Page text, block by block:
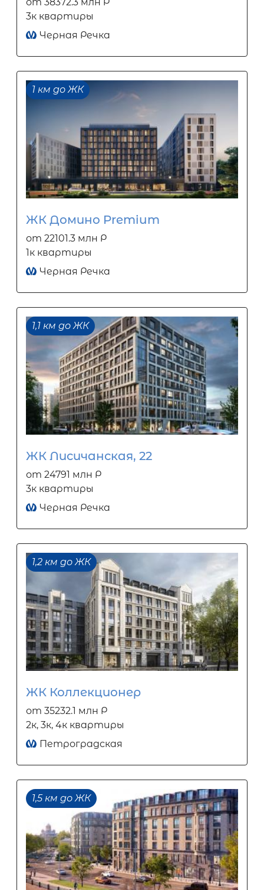
3к квартиры
Черная Речка
1 км до ЖК
ЖК Домино Premium
от 22101.3 млн Р
1к квартиры
Черная Речка
1,1 км до ЖК
ЖК Лисичанская, 22
от 24791 млн Р
3к квартиры
Черная Речка
1,2 км до ЖК
ЖК Коллекционер
от 35232.1 млн Р
2к, 3к, 4к квартиры
Петроградская
1,5 км до ЖК